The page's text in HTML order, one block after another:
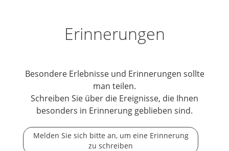
Erinnerungen
Besondere Erlebnisse und Erinnerungen sollte
man teilen.
Schreiben Sie über die Ereignisse, die Ihnen
besonders in Erinnerung geblieben sind.
Melden Sie sich bitte an, um eine Erinnerung
zu schreiben